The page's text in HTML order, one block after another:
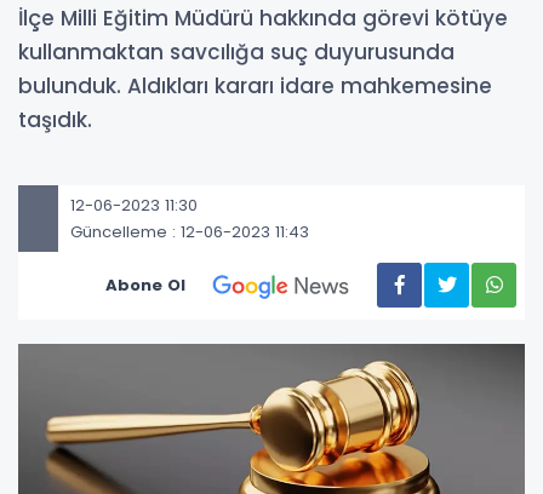
İlçe Milli Eğitim Müdürü hakkında görevi kötüye
kullanmaktan savcılığa suç duyurusunda
bulunduk. Aldıkları kararı idare mahkemesine
taşıdık.
12-06-2023 11:30
Güncelleme : 12-06-2023 11:43
Abone Ol